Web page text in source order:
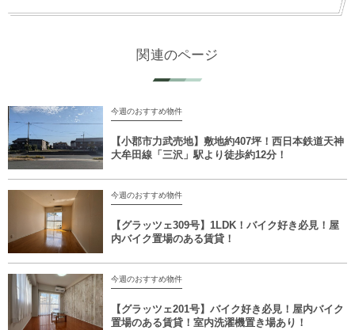
関連のページ
今週のおすすめ物件
【小郡市力武売地】敷地約407坪！西日本鉄道天神
大牟田線「三沢」駅より徒歩約12分！
今週のおすすめ物件
【グラッツェ309号】1LDK！バイク好き必見！屋
内バイク置場のある賃貸！
今週のおすすめ物件
【グラッツェ201号】バイク好き必見！屋内バイク
置場のある賃貸！室内洗濯機置き場あり！